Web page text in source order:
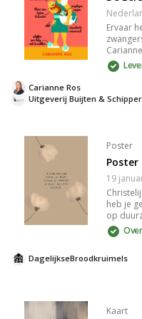
Ervaar
van
impact
en
Uitgeverij Buijten &
Carianne Ros
Poster
Poster
19
heb je
op
matte look. Het papierformaat
A4
logo
DagelijkseBroodkruimels
Kaart